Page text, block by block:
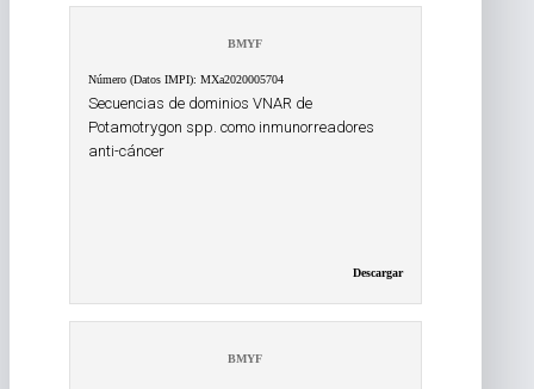
BMYF
Número (Datos IMPI): MXa2020005704
Secuencias de dominios VNAR de
Potamotrygon spp. como inmunorreadores
anti-cáncer
Descargar
BMYF